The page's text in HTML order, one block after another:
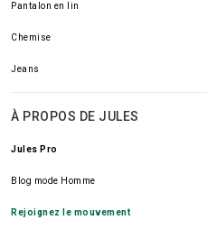
Pantalon en lin
Chemise
Jeans
À PROPOS DE JULES
Jules Pro
Blog mode Homme
Rejoignez le mouvement